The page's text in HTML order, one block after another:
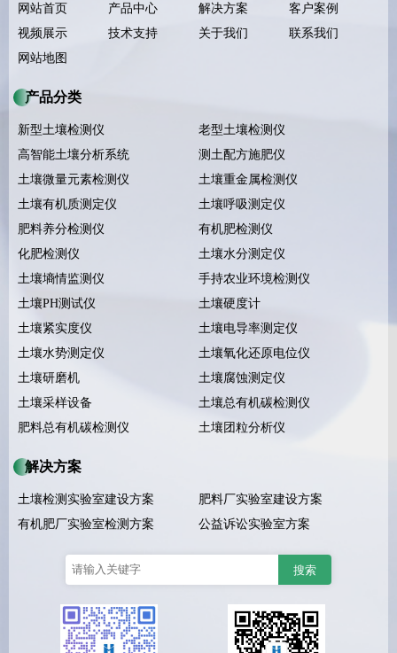
网站首页 产品中心 解决方案
客户案例
视频展示
技术支持 关于我们
联系我们
网站地图
产品分类
新型土壤检测仪
老型土壤检测仪
高智能土壤分析系统
测土配方施肥仪
土壤微量元素检测仪
土壤重金属检测仪
土壤有机质测定仪
土壤呼吸测定仪
肥料养分检测仪
有机肥检测仪
化肥检测仪
土壤水分测定仪
土壤墒情监测仪
手持农业环境检测仪
土壤PH测试仪
土壤硬度计
土壤紧实度仪
土壤电导率测定仪
土壤水势测定仪
土壤氧化还原电位仪
土壤研磨机
土壤腐蚀测定仪
土壤采样设备
土壤总有机碳检测仪
肥料总有机碳检测仪
土壤团粒分析仪
解决方案
土壤检测实验室建设方案
肥料厂实验室建设方案
有机肥厂实验室检测方案
公益诉讼实验室方案